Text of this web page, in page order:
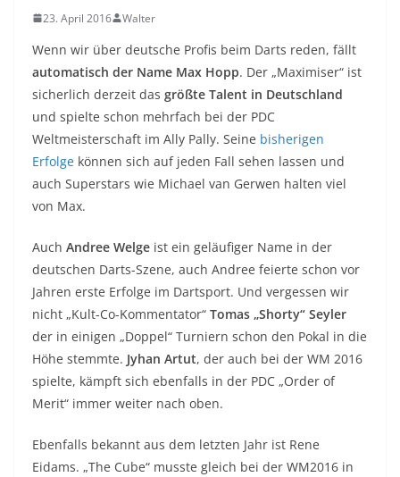
23. April 2016 Walter
Wenn wir über deutsche Profis beim Darts reden, fällt
automatisch der Name Max Hopp. Der „Maximiser“ ist
sicherlich derzeit das größte Talent in Deutschland
und spielte schon mehrfach bei der PDC
Weltmeisterschaft im Ally Pally. Seine bisherigen
Erfolge können sich auf jeden Fall sehen lassen und
auch Superstars wie Michael van Gerwen halten viel
von Max.
Auch Andree Welge ist ein geläufiger Name in der
deutschen Darts-Szene, auch Andree feierte schon vor
Jahren erste Erfolge im Dartsport. Und vergessen wir
nicht „Kult-Co-Kommentator“ Tomas „Shorty“ Seyler
der in einigen „Doppel“ Turniern schon den Pokal in die
Höhe stemmte. Jyhan Artut, der auch bei der WM 2016
spielte, kämpft sich ebenfalls in der PDC „Order of
Merit“ immer weiter nach oben.
Ebenfalls bekannt aus dem letzten Jahr ist Rene
Eidams. „The Cube“ musste gleich bei der WM2016 in